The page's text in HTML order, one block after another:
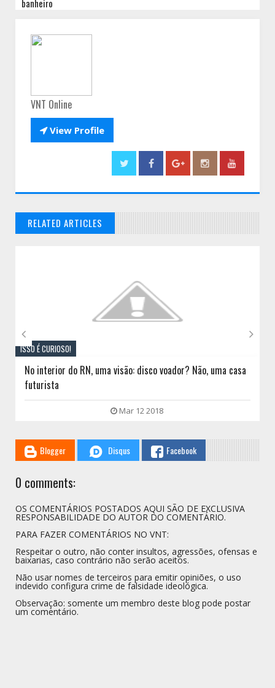
banheiro
VNT Online
View Profile
RELATED ARTICLES
ISSO É CURIOSO!
No interior do RN, uma visão: disco voador? Não, uma casa
futurista
Mar 12 2018
 
Blogger Disqus Facebook
0 comments:
OS COMENTÁRIOS POSTADOS AQUI SÃO DE EXCLUSIVA
RESPONSABILIDADE DO AUTOR DO COMENTÁRIO.
PARA FAZER COMENTÁRIOS NO VNT:
Respeitar o outro, não conter insultos, agressões, ofensas e
baixarias, caso contrário não serão aceitos.
Não usar nomes de terceiros para emitir opiniões, o uso
indevido configura crime de falsidade ideológica.
Observação: somente um membro deste blog pode postar
um comentário.